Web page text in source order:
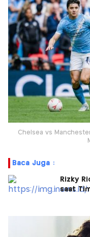
Chelsea vs
Baca Juga :
Rizky
saat